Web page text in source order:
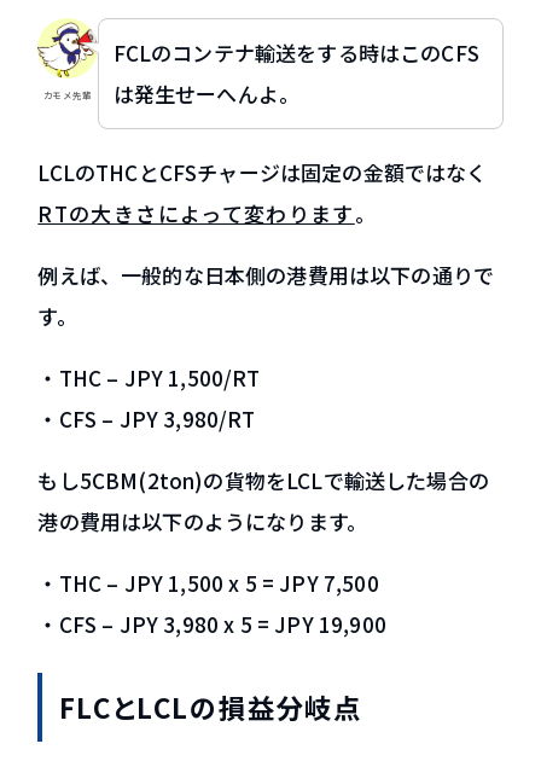
カモメ先輩
FCLのコンテナ輸送をする時はこのCFS
は発生せーへんよ。
LCLのTHCとCFSチャージは固定の金額ではなく
RTの大きさによって変わります。
例えば、一般的な日本側の港費用は以下の通りで
す。
・THC – JPY 1,500/RT
・CFS – JPY 3,980/RT
もし5CBM(2ton)の貨物をLCLで輸送した場合の
港の費用は以下のようになります。
・THC – JPY 1,500 x 5 = JPY 7,500
・CFS – JPY 3,980 x 5 = JPY 19,900
FLCとLCLの損益分岐点